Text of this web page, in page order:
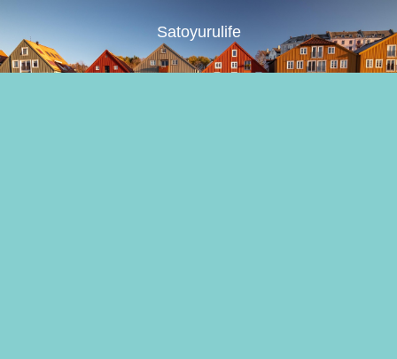
Satoyurulife